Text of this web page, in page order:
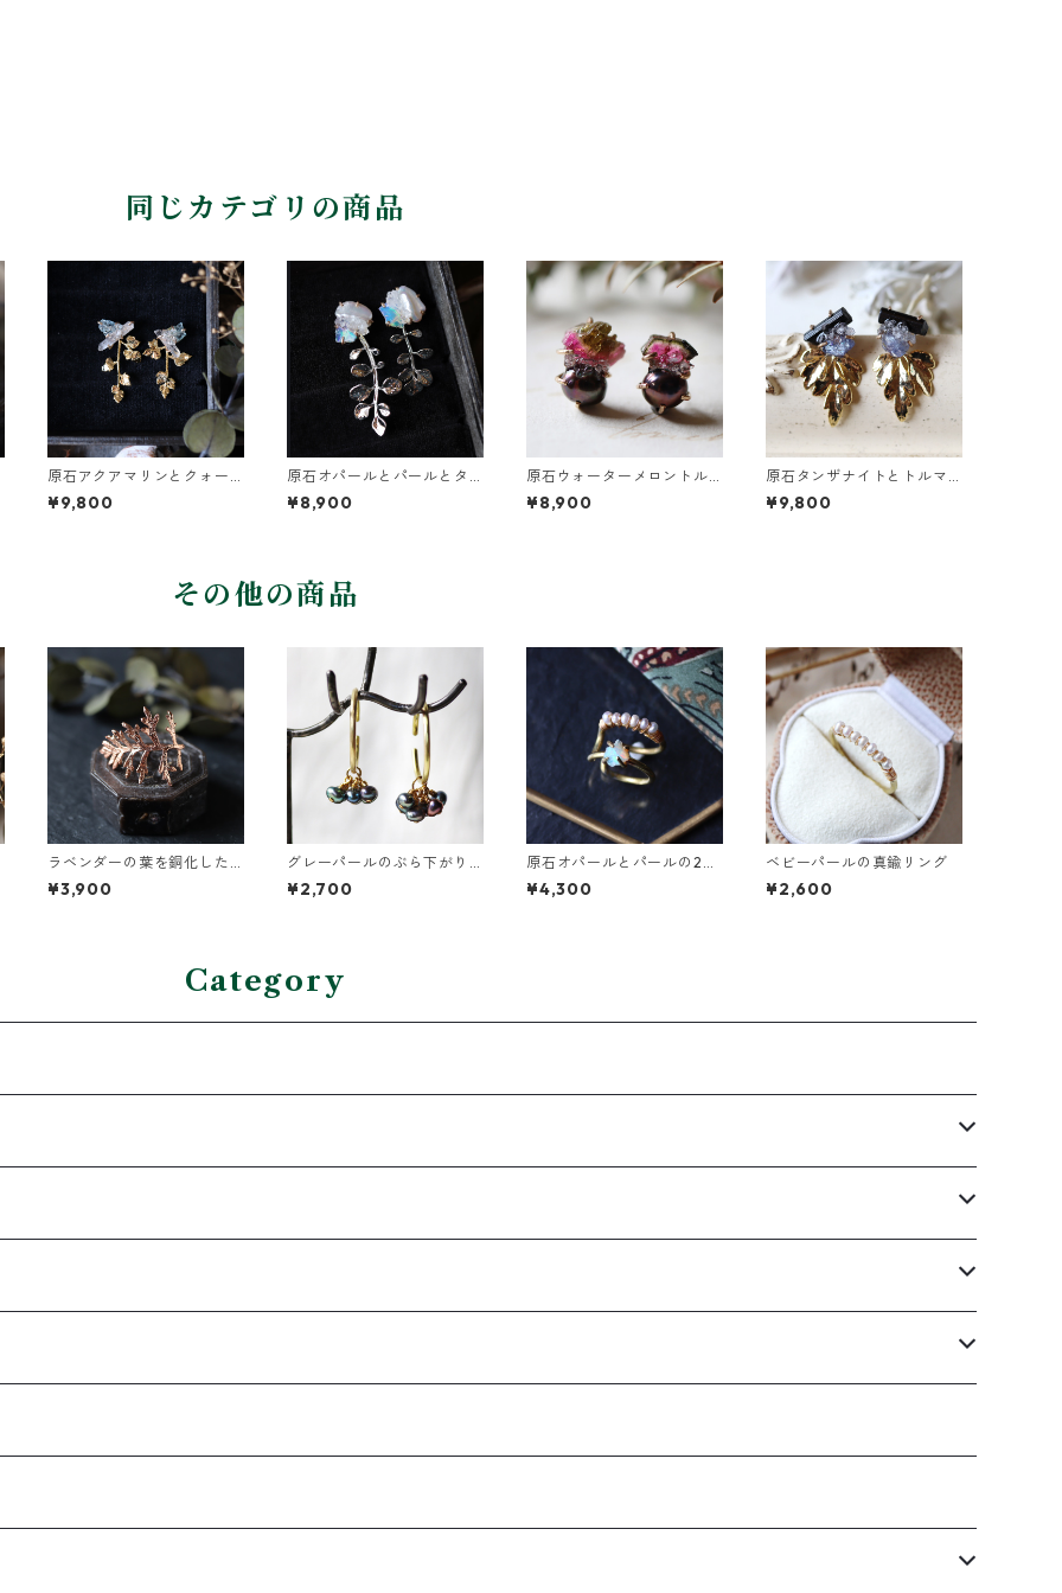
同じカテゴリの商品
原石アクアマリンとクォー
ツとカニクサの葉ピアス
¥9,800
原石オパールとパールとタ
ネツケバナの葉ピアス
¥8,900
原石ウォーターメロントル
マリンとパールのピアス
¥8,900
原石タンザナイトとトルマ
リンとクレマチスの葉ピア
ス
¥9,800
その他の商品
ラベンダーの葉を銅化した
イヤーカフ
¥3,900
グレーパールのぶら下がり
イヤーカフ
¥2,700
原石オパールとパールの2連
イヤーカフ
¥4,300
ベビーパールの真鍮リング
¥2,600
Category